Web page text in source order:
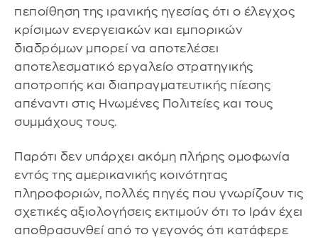
πεποίθηση της ιρανικής ηγεσίας ότι ο έλεγχος
κρίσιμων ενεργειακών και εμπορικών
διαδρόμων μπορεί να αποτελέσει
αποτελεσματικό εργαλείο στρατηγικής
αποτροπής και διαπραγματευτικής πίεσης
απέναντι στις Ηνωμένες Πολιτείες και τους
συμμάχους τους.
Παρότι δεν υπάρχει ακόμη πλήρης ομοφωνία
εντός της αμερικανικής κοινότητας
πληροφοριών, πολλές πηγές που γνωρίζουν τις
σχετικές αξιολογήσεις εκτιμούν ότι το Ιράν έχει
αποθρασυνθεί από το γεγονός ότι κατάφερε